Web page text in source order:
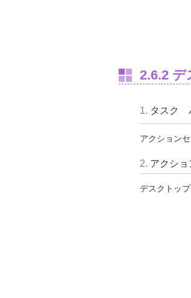
2.6.2 デ
1. タスク
アクション
2. アクショ
デスクトッ